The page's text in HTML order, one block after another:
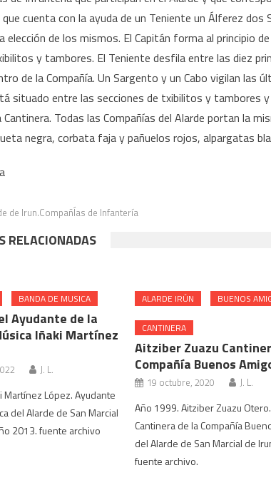
que cuenta con la ayuda de un Teniente un Álferez
elección de los mismos. El Capitán forma al principio
y tambores. El Teniente desfila entre las diez
de la Compañía. Un Sargento y un Cabo vigilan las
situado entre las secciones de txibilitos y tambores
Cantinera. Todas las Compañías del Alarde portan la
negra, corbata faja y pañuelos rojos, alpargatas
de Irun.CompañÍas de Infantería
RELACIONADAS
BANDA DE MUSICA
Ayudante de la
Iñaki Martínez
J. L.
Martínez López. Ayudante
del Alarde de San Marcial
2013. fuente archivo
ALARDE IRÚN BUENOS
CANTINERA
Aitziber Zuazu
Compañía Buenos
19 octubre, 2020 J. L.
Año 1999. Aitziber Zuazu
Cantinera de la Compañía
del Alarde de San Marcial de
fuente archivo.